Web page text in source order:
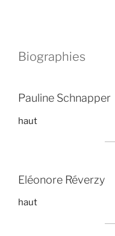
Biographies
Pauline Schnapper
haut
Eléonore Réverzy
haut